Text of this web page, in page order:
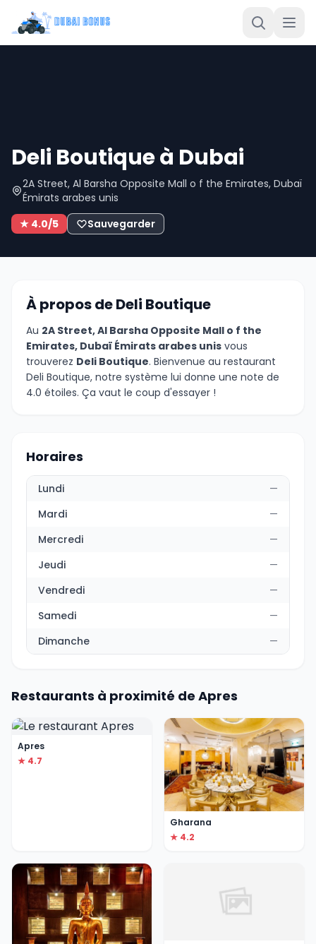
Deli Boutique à Dubai
2A Street, Al Barsha Opposite Mall o f the Emirates, Dubaï
Émirats arabes unis
★ 4.0/5
Sauvegarder
À propos de Deli Boutique
Au 2A Street, Al Barsha Opposite Mall o f the
Emirates, Dubaï Émirats arabes unis vous
trouverez Deli Boutique. Bienvenue au restaurant
Deli Boutique, notre système lui donne une note de
4.0 étoiles. Ça vaut le coup d'essayer !
Horaires
Lundi
—
Mardi
—
Mercredi
—
Jeudi
—
Vendredi
—
Samedi
—
Dimanche
—
Restaurants à proximité de Apres
Apres
★ 4.7
Gharana
★ 4.2